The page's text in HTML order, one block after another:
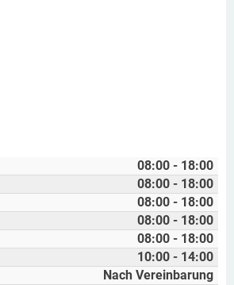
08:00 - 18:00
08:00 - 18:00
08:00 - 18:00
08:00 - 18:00
08:00 - 18:00
10:00 - 14:00
Nach Vereinbarung